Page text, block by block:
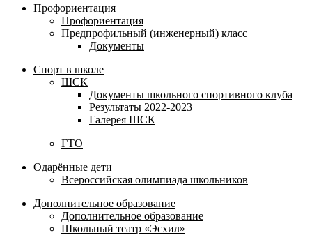
Профориентация
Профориентация
Предпрофильный (инженерный) класс
Документы
Спорт в школе
ШСК
Документы школьного спортивного клуба
Результаты 2022-2023
Галерея ШСК
ГТО
Одарённые дети
Всероссийская олимпиада школьников
Дополнительное образование
Дополнительное образование
Школьный театр «Эсхил»